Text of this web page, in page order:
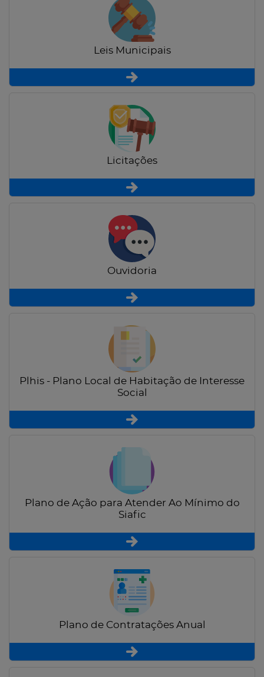
Leis Municipais
Licitações
Ouvidoria
Plhis - Plano Local de Habitação de Interesse
Social
Plano de Ação para Atender Ao Mínimo do
Siafic
Plano de Contratações Anual